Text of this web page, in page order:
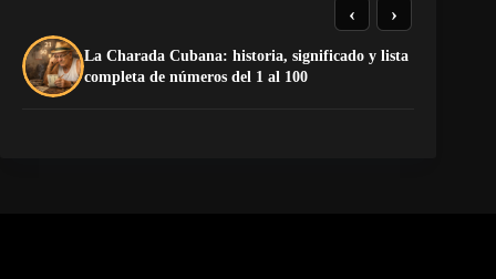
La Charada Cubana: historia, significado y lista
completa de números del 1 al 100
‹ ›